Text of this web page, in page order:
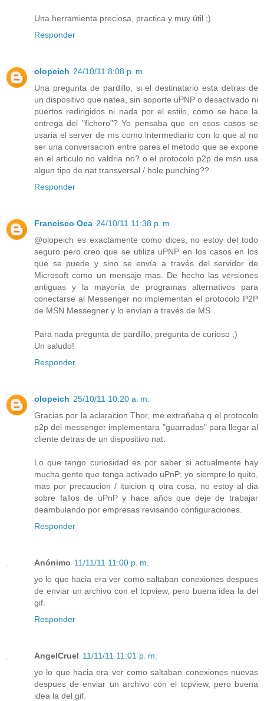
Una herramienta preciosa, practica y muy útil ;)
Responder
olopeich 24/10/11 8:08 p. m.
Una pregunta de pardillo, si el destinatario esta detras de
un dispositivo que natea, sin soporte uPNP o desactivado ni
puertos redirigidos ni nada por el estilo, como se hace la
entrega del "fichero"? Yo pensaba que en esos casos se
usaria el server de ms como intermediario con lo que al no
ser una conversacion entre pares el metodo que se expone
en el articulo no valdria no? o el protocolo p2p de msn usa
algun tipo de nat transversal / hole punching??
Responder
Francisco Oca 24/10/11 11:38 p. m.
@olopeich es exactamente como dices, no estoy del todo
seguro pero creo que se utiliza uPNP en los casos en los
que se puede y sino se envía a través del servidor de
Microsoft como un mensaje mas. De hecho las versiones
antiguas y la mayoría de programas alternativos para
conectarse al Messenger no implementan el protocolo P2P
de MSN Messegner y lo envían a través de MS.
Para nada pregunta de pardillo, pregunta de curioso ;)
Un saludo!
Responder
olopeich 25/10/11 10:20 a. m.
Gracias por la aclaracion Thor, me extrañaba q el protocolo
p2p del messenger implementara "guarradas" para llegar al
cliente detras de un dispositivo nat.
Lo que tengo curiosidad es por saber si actualmente hay
mucha gente que tenga activado uPnP; yo siempre lo quito,
mas por precaucion / ituicion q otra cosa, no estoy al dia
sobre fallos de uPnP y hace años que deje de trabajar
deambulando por empresas revisando configuraciones.
Responder
Anónimo 11/11/11 11:00 p. m.
yo lo que hacia era ver como saltaban conexiones despues
de enviar un archivo con el tcpview, pero buena idea la del
gif.
Responder
AngelCruel 11/11/11 11:01 p. m.
yo lo que hacia era ver como saltaban conexiones nuevas
despues de enviar un archivo con el tcpview, pero buena
idea la del gif.